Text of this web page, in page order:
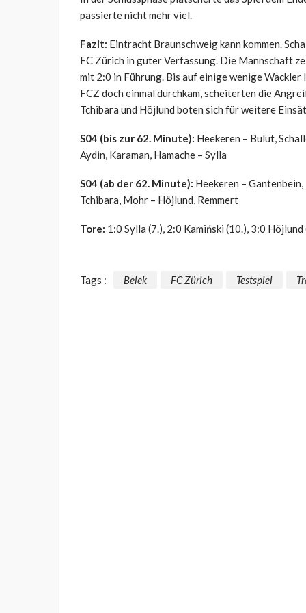
passierte nicht mehr viel.
Fazit: Eintracht Braunschweig kann kommen.
FC Zürich in guter Verfassung. Die Mannschaft
mit 2:0 in Führung. Bis auf einige wenige
FCZ doch einmal durchkam, scheiterten die
Tchibara und Höjlund boten sich für weitere
S04 (bis zur 62. Minute): Heekeren – Bulut,
Aydin, Karaman, Hamache – Sylla
S04 (ab der 62. Minute): Heekeren –
Tchibara, Mohr – Höjlund, Remmert
Tore: 1:0 Sylla (7.), 2:0 Kamiński (10.), 3:0
Tags : Belek FC Zürich Testspiel